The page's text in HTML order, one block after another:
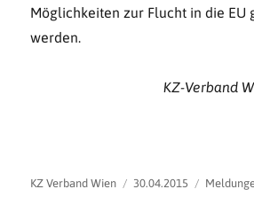
Möglichkeiten zur Flucht in die EU
werden.
KZ-Verband
Autor
KZ Verband Wien
Veröffentlicht
30.04.2015